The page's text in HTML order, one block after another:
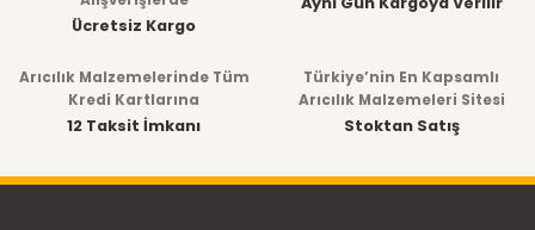
Ücretsiz Kargo
Arıcılık Malzemelerinde Tüm
Kredi Kartlarına
12 Taksit İmkanı
Türkiye’nin En Kapsamlı
Arıcılık Malzemeleri Sitesi
Stoktan Satış